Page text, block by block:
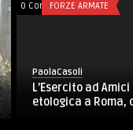
0 CommentsFORZE ARMATE
PaolaCasoli
L’Esercito ad
etologica a Roma,